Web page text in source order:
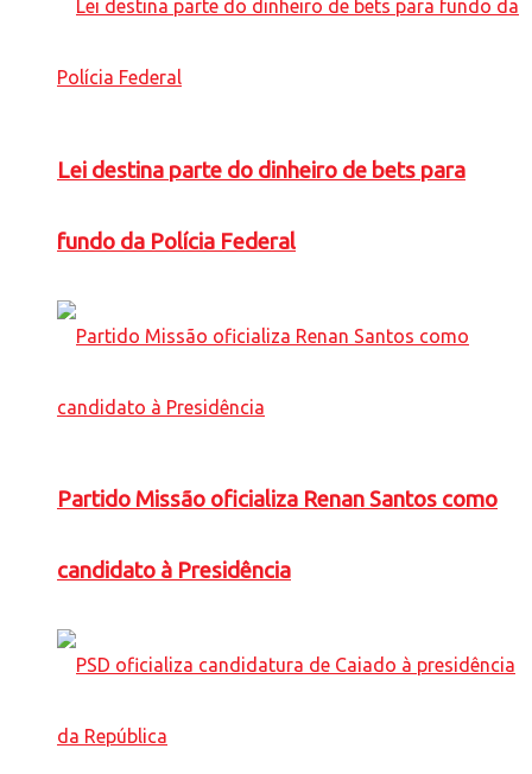
Lei destina parte do dinheiro de bets para
fundo da Polícia Federal
Partido Missão oficializa Renan Santos como
candidato à Presidência